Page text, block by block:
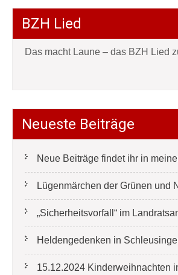
BZH Lied
Das macht Laune – das BZH Lied
Neueste Beiträge
Neue Beiträge findet ihr in
Lügenmärchen der Grünen und
„Sicherheitsvorfall“ im
Heldengedenken in
15.12.2024 Kinderweihnachten